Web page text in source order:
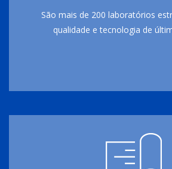
São mais de 200 laboratórios
qualidade e tecnologia de